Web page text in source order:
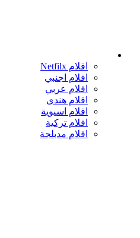
افلام Netfilx
افلام اجنبي
افلام عربي
افلام هندى
افلام اسيوية
افلام تركية
افلام مدبلجة